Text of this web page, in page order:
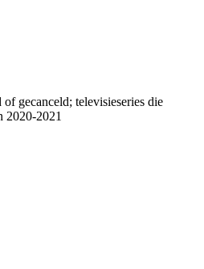
gecanceld; televisieseries die
2020-2021